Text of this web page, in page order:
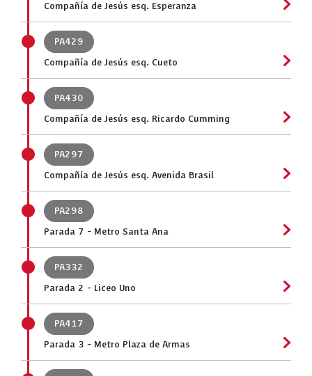
Compañía de Jesús esq. Esperanza
PA429
Compañía de Jesús esq. Cueto
PA430
Compañía de Jesús esq. Ricardo Cumming
PA297
Compañía de Jesús esq. Avenida Brasil
PA298
Parada 7 - Metro Santa Ana
PA332
Parada 2 - Liceo Uno
PA417
Parada 3 - Metro Plaza de Armas